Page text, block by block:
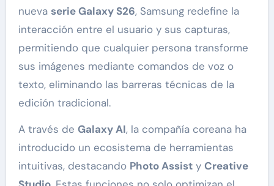
nueva serie Galaxy S26, Samsung redefine la
interacción entre el usuario y sus capturas,
permitiendo que cualquier persona transforme
sus imágenes mediante comandos de voz o
texto, eliminando las barreras técnicas de la
edición tradicional.
A través de Galaxy AI, la compañía coreana ha
introducido un ecosistema de herramientas
intuitivas, destacando Photo Assisty Creative